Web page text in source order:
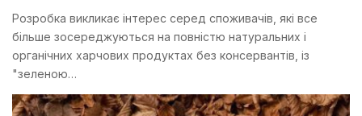
Розробка викликає інтерес серед споживачів, які все
більше зосереджуються на повністю натуральних і
органічних харчових продуктах без консервантів, із
"зеленою…